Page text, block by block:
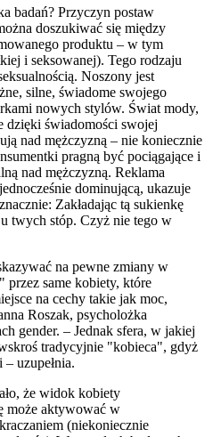
badań? Przyczyn postaw
doszukiwać się między
produktu – w tym
i seksowanej). Tego rodzaju
Noszony jest
silne, świadome swojego
nowych stylów. Świat mody,
dzięki świadomości swojej
nad mężczyzną – nie koniecznie
pragną być pociągające i
nad mężczyzną. Reklama
dominującą, ukazuje
Zakładając tą sukienkę
twych stóp. Czyż nie tego w
na pewne zmiany w
przez same kobiety, które
na cechy takie jak moc,
Roszak, psycholożka
gender. – Jednak sfera, w jakiej
tradycyjnie "kobieca", gdyż
uzupełnia.
że widok kobiety
może aktywować w
(niekoniecznie